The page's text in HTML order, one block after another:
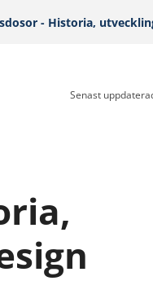
- Historia,
Senast